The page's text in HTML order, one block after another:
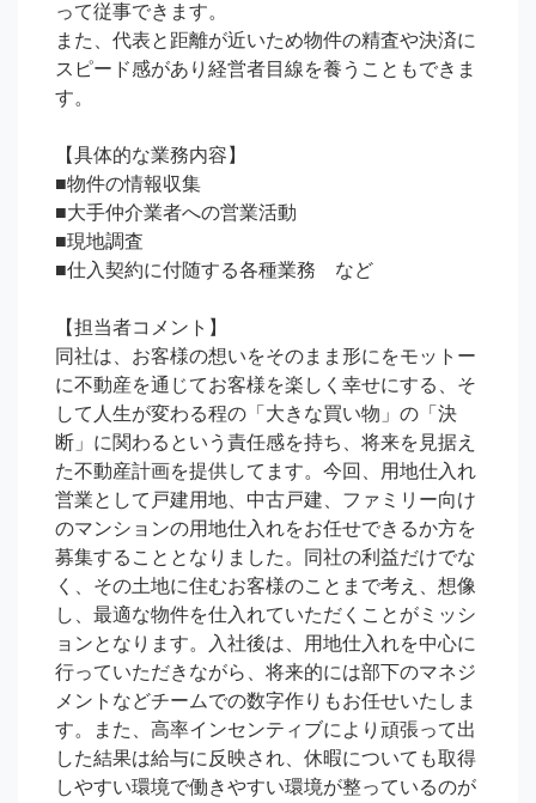
って従事できます。
また、代表と距離が近いため物件の精査や決済に
スピード感があり経営者目線を養うこともできま
す。
【具体的な業務内容】
■物件の情報収集
■大手仲介業者への営業活動
■現地調査
■仕入契約に付随する各種業務　など
【担当者コメント】
同社は、お客様の想いをそのまま形にをモットー
に不動産を通じてお客様を楽しく幸せにする、そ
して人生が変わる程の「大きな買い物」の「決
断」に関わるという責任感を持ち、将来を見据え
た不動産計画を提供してます。今回、用地仕入れ
営業として戸建用地、中古戸建、ファミリー向け
のマンションの用地仕入れをお任せできるか方を
募集することとなりました。同社の利益だけでな
く、その土地に住むお客様のことまで考え、想像
し、最適な物件を仕入れていただくことがミッシ
ョンとなります。入社後は、用地仕入れを中心に
行っていただきながら、将来的には部下のマネジ
メントなどチームでの数字作りもお任せいたしま
す。また、高率インセンティブにより頑張って出
した結果は給与に反映され、休暇についても取得
しやすい環境で働きやすい環境が整っているのが